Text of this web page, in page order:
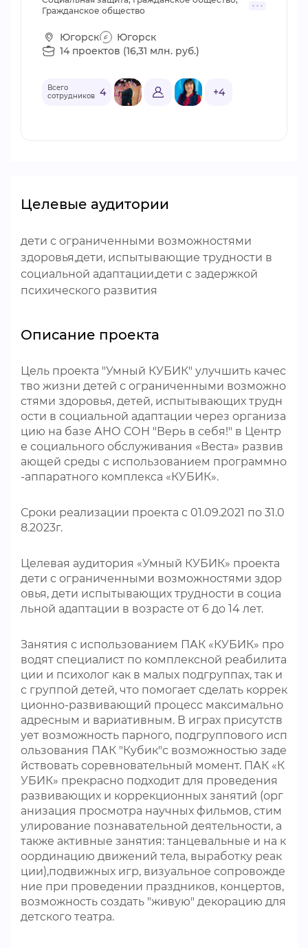
Гражданское общество
Югорск
Югорск
14 проектов (16,31 млн. руб.)
Всего
сотрудников 4 +4
Целевые аудитории
дети с ограниченными возможностями
здоровья,дети, испытывающие трудности в
социальной адаптации,дети с задержкой
психического развития
Описание проекта
Цель проекта "Умный КУБИК" улучшить качес
тво жизни детей с ограниченными возможно
стями здоровья, детей, испытывающих трудн
ости в социальной адаптации через организа
цию на базе АНО СОН "Верь в себя!" в Центр
е социального обслуживания «Веста» развив
ающей среды с использованием программно
-аппаратного комплекса «КУБИК».
Сроки реализации проекта с 01.09.2021 по 31.0
8.2023г.
Целевая аудитория «Умный КУБИК» проекта
дети с ограниченными возможностями здор
овья, дети испытывающих трудности в социа
льной адаптации в возрасте от 6 до 14 лет.
Занятия с использованием ПАК «КУБИК» про
водят специалист по комплексной реабилита
ции и психолог как в малых подгруппах, так и
с группой детей, что помогает сделать коррек
ционно-развивающий процесс максимально
адресным и вариативным. В играх присутств
ует возможность парного, подгруппового исп
ользования ПАК "Кубик"с возможностью заде
йствовать соревновательный момент. ПАК «К
УБИК» прекрасно подходит для проведения
развивающих и коррекционных занятий (орг
анизация просмотра научных фильмов, стим
улирование познавательной деятельности, а
также активные занятия: танцевальные и на к
оординацию движений тела, выработку реак
ции),подвижных игр, визуальное сопровожде
ние при проведении праздников, концертов,
возможность создать "живую" декорацию для
детского театра.